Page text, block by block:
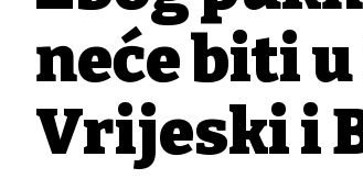
neće biti u
Vrijeski i